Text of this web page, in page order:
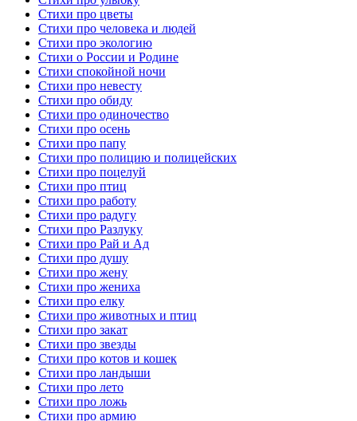
Стихи про цветы
Стихи про человека и людей
Стихи про экологию
Стихи о России и Родине
Стихи спокойной ночи
Стихи про невесту
Стихи про обиду
Стихи про одиночество
Стихи про осень
Стихи про папу
Стихи про полицию и полицейских
Стихи про поцелуй
Стихи про птиц
Стихи про работу
Стихи про радугу
Стихи про Разлуку
Стихи про Рай и Ад
Стихи про душу
Стихи про жену
Стихи про жениха
Стихи про елку
Стихи про животных и птиц
Стихи про закат
Стихи про звезды
Стихи про котов и кошек
Стихи про ландыши
Стихи про лето
Стихи про ложь
Стихи про армию